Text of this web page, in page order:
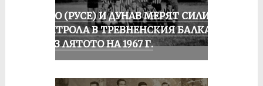
ЛОКО (РУСЕ) И ДУНАВ МЕРЯТ СИЛИ В
КОНТРОЛА В ТРЕВНЕНСКИЯ БАЛКАН
ПРЕЗ ЛЯТОТО НА 1967 Г.